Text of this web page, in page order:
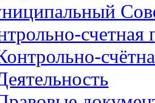
счетная